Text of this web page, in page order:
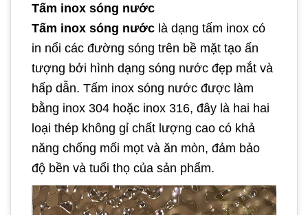
Tấm inox sóng nước
Tấm inox sóng nước là dạng tấm inox có
in nổi các đường sóng trên bề mặt tạo ấn
tượng bởi hình dạng sóng nước đẹp mắt và
hấp dẫn. Tấm inox sóng nước được làm
bằng inox 304 hoặc inox 316, đây là hai hai
loại thép không gỉ chất lượng cao có khả
năng chống mối mọt và ăn mòn, đảm bảo
độ bền và tuổi thọ của sản phẩm.